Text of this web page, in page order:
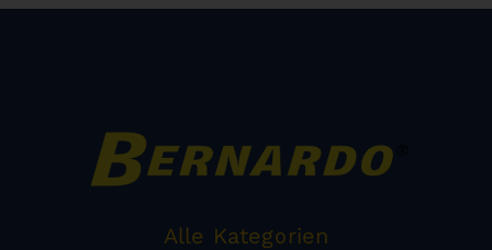
Alle Kategorien